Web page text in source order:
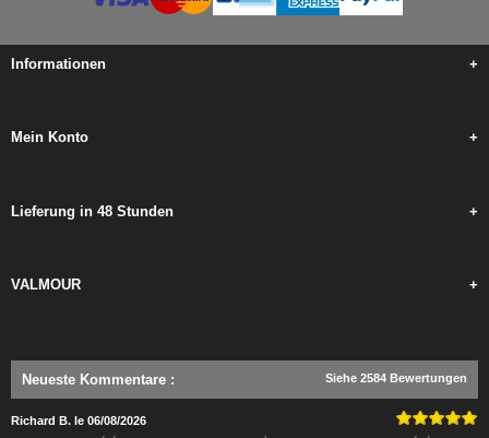
Informationen +
Mein Konto +
Lieferung in 48 Stunden +
VALMOUR +
Neueste Kommentare : Siehe 2584 Bewertungen
Richard B. le 06/08/2026